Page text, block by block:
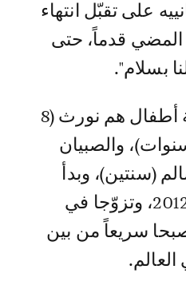
على تقبّل انتهاء
المضي قدماً، حتى
بسلام".
ويذكر أنّ للثنائيّ أربعة أطفال هم نورث (8
وشيكاغو (4 سنوات)، والصبيان
وسالم (سنتين)، وبدأ
الثنائيّ يتواعدان عام 2012، وتزوّجا في
سريعاً من بين